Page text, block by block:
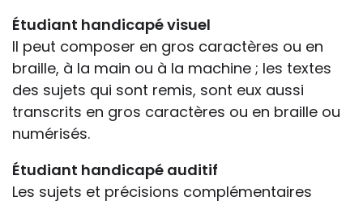
Étudiant handicapé visuel
Il peut composer en gros caractères ou en
braille, à la main ou à la machine ; les textes
des sujets qui sont remis, sont eux aussi
transcrits en gros caractères ou en braille ou
numérisés.
Étudiant handicapé auditif
Les sujets et précisions complémentaires